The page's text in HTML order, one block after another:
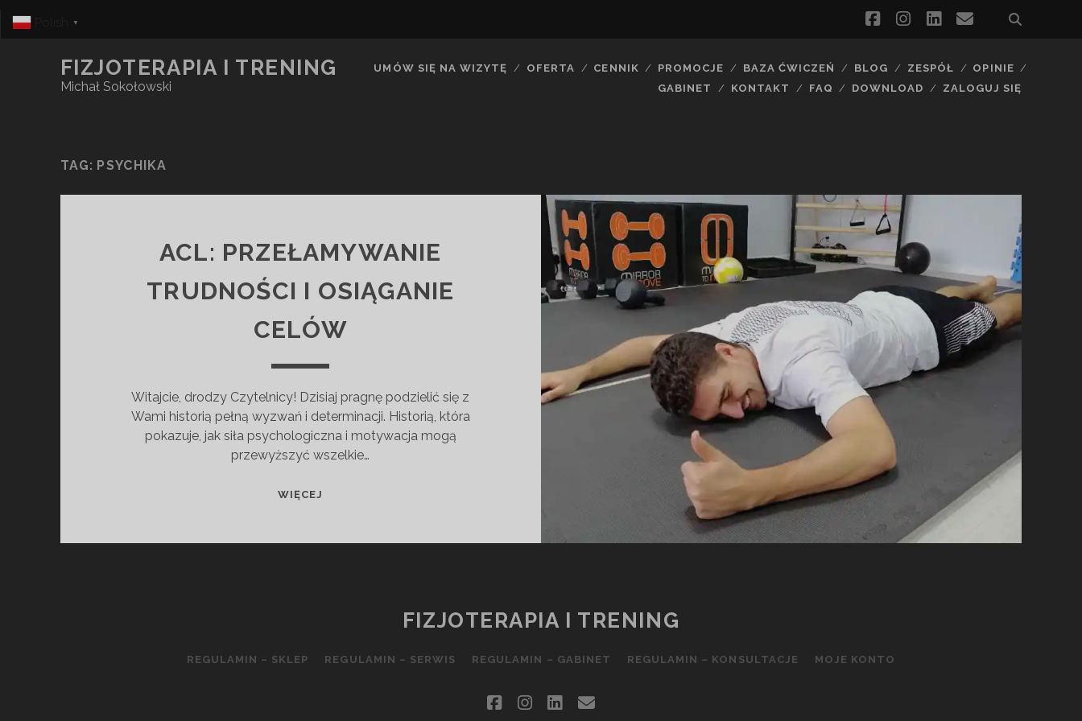
facebookinstagram
linkedinemail
FIZJOTERAPIA I TRENING
Michał Sokołowski
UMÓW SIĘ NA WIZYTĘ OFERTA CENNIK PROMOCJE BAZA ĆWICZEŃ BLOG ZESPÓŁ
OPINIE
GABINET
KONTAKT FAQ DOWNLOAD ZALOGUJ SIĘ
TAG: PSYCHIKA
ACL: PRZEŁAMYWANIE
TRUDNOŚCI I OSIĄGANIE
CELÓW
Witajcie, drodzy Czytelnicy! Dzisiaj pragnę podzielić się z
Wami historią pełną wyzwań i determinacji. Historią, która
pokazuje, jak siła psychologiczna i motywacja mogą
przewyższyć wszelkie…
WIĘCEJ
FIZJOTERAPIA I TRENING
REGULAMIN – SKLEP REGULAMIN – SERWIS REGULAMIN – GABINET REGULAMIN – KONSULTACJE MOJE KONTO
facebookinstagram
linkedin
email
▼